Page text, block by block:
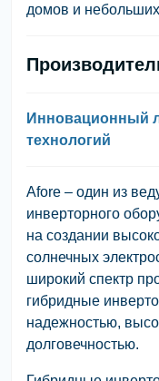
домов и
Инновационный
технологий
Afore – один из
инверторного
на создании
солнечных
широкий спектр
гибридные
надежностью,
долговечностью.